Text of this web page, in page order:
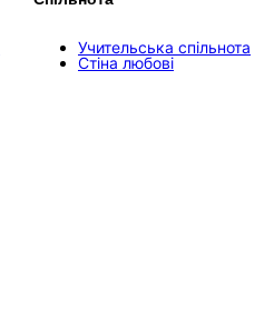
Учительська спільнота
Стіна любові